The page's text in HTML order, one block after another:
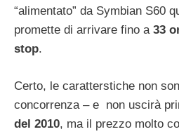
“alimentato” da Symbian S60
promette di arrivare fino a 33
stop.
Certo, le caratterstiche non
concorrenza – e non uscirà
del 2010, ma il prezzo molto